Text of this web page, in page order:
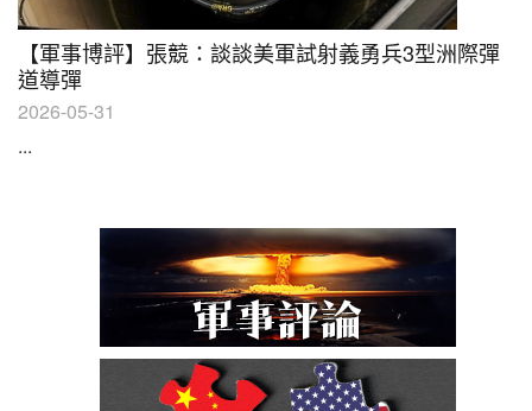
【軍事博評】張競：談談美軍試射義勇兵3型洲際彈
道導彈
2026-05-31
...